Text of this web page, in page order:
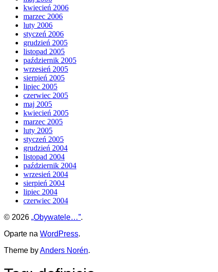
kwiecień 2006
marzec 2006
luty 2006
styczeń 2006
grudzień 2005
listopad 2005
październik 2005
wrzesień 2005
sierpień 2005
lipiec 2005
czerwiec 2005
maj 2005
kwiecień 2005
marzec 2005
luty 2005
styczeń 2005
grudzień 2004
listopad 2004
październik 2004
wrzesień 2004
sierpień 2004
lipiec 2004
czerwiec 2004
© 2026 „Obywatele…”.
Oparte na WordPress.
Theme byAnders Norén.